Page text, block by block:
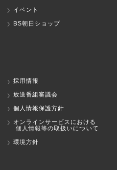
イベント
BS朝日ショップ
採用情報
放送番組審議会
個人情報保護方針
オンラインサービスにおける
個人情報等の取扱いについて
環境方針